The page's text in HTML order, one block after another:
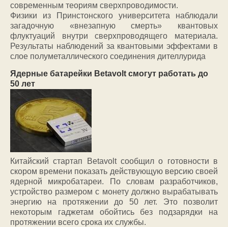
современным теориям сверхпроводимости.
Физики из Принстонского университета наблюдали
загадочную «внезапную смерть» квантовых
флуктуаций внутри сверхпроводящего материала.
Результаты наблюдений за квантовыми эффектами в
слое полуметаллического соединения дителлурида
Ядерные батарейки Betavolt смогут работать до
50 лет
Китайский стартап Betavolt сообщил о готовности в
скором времени показать действующую версию своей
ядерной микробатареи. По словам разработчиков,
устройство размером с монету должно вырабатывать
энергию на протяжении до 50 лет. Это позволит
некоторым гаджетам обойтись без подзарядки на
протяжении всего срока их службы.